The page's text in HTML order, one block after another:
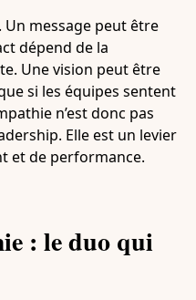
Un message peut être
dépend de la
Une vision peut être
si les équipes sentent
n’est donc pas
Elle est un levier
et de performance.
: le duo qui